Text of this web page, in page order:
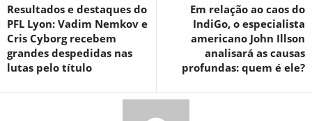
Resultados e destaques do
PFL Lyon: Vadim Nemkov e
Cris Cyborg recebem
grandes despedidas nas
lutas pelo título
Em relação ao caos do
IndiGo, o especialista
americano John Illson
analisará as causas
profundas: quem é ele?